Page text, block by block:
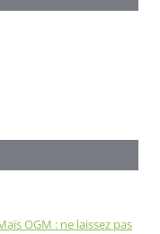
OGM : ne laissez pas